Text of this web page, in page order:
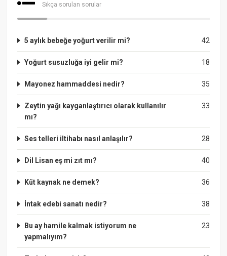
Sıkça sorulan sorular
42
5 aylık bebeğe yoğurt verilir mi?
18
Yoğurt susuzluğa iyi gelir mi?
35
Mayonez hammaddesi nedir?
33
Zeytin yağı kayganlaştırıcı olarak kullanılır
mı?
28
Ses telleri iltihabı nasıl anlaşılır?
40
Dil Lisan eş mi zıt mı?
36
Küt kaynak ne demek?
38
İntak edebi sanatı nedir?
23
Bu ay hamile kalmak istiyorum ne
yapmalıyım?